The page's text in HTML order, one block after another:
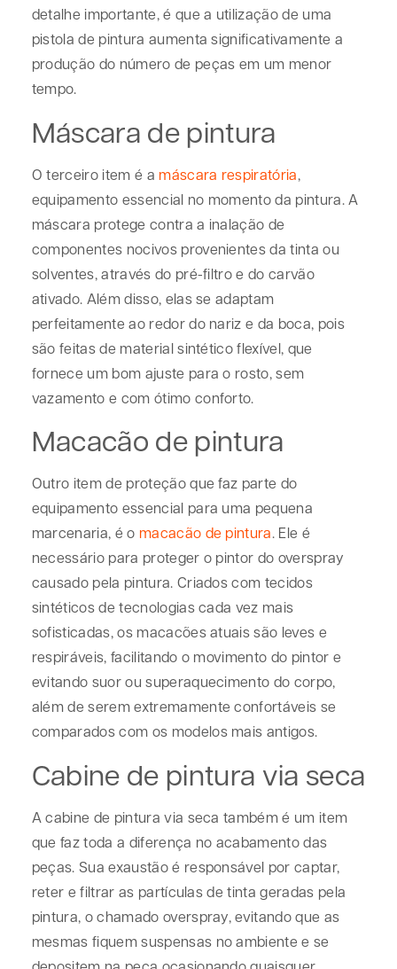
detalhe importante, é que a utilização de uma
pistola de pintura aumenta significativamente a
produção do número de peças em um menor
tempo.
Máscara de pintura
O terceiro item é a máscara respiratória,
equipamento essencial no momento da pintura. A
máscara protege contra a inalação de
componentes nocivos provenientes da tinta ou
solventes, através do pré-filtro e do carvão
ativado. Além disso, elas se adaptam
perfeitamente ao redor do nariz e da boca, pois
são feitas de material sintético flexível, que
fornece um bom ajuste para o rosto, sem
vazamento e com ótimo conforto.
Macacão de pintura
Outro item de proteção que faz parte do
equipamento essencial para uma pequena
marcenaria, é o macacão de pintura. Ele é
necessário para proteger o pintor do overspray
causado pela pintura. Criados com tecidos
sintéticos de tecnologias cada vez mais
sofisticadas, os macacões atuais são leves e
respiráveis, facilitando o movimento do pintor e
evitando suor ou superaquecimento do corpo,
além de serem extremamente confortáveis se
comparados com os modelos mais antigos.
Cabine de pintura via seca
A cabine de pintura via seca também é um item
que faz toda a diferença no acabamento das
peças. Sua exaustão é responsável por captar,
reter e filtrar as partículas de tinta geradas pela
pintura, o chamado overspray, evitando que as
mesmas fiquem suspensas no ambiente e se